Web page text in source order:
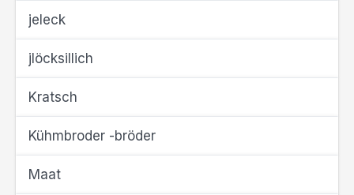
jeleck
jlöcksillich
Kratsch
Kühmbroder -bröder
Maat